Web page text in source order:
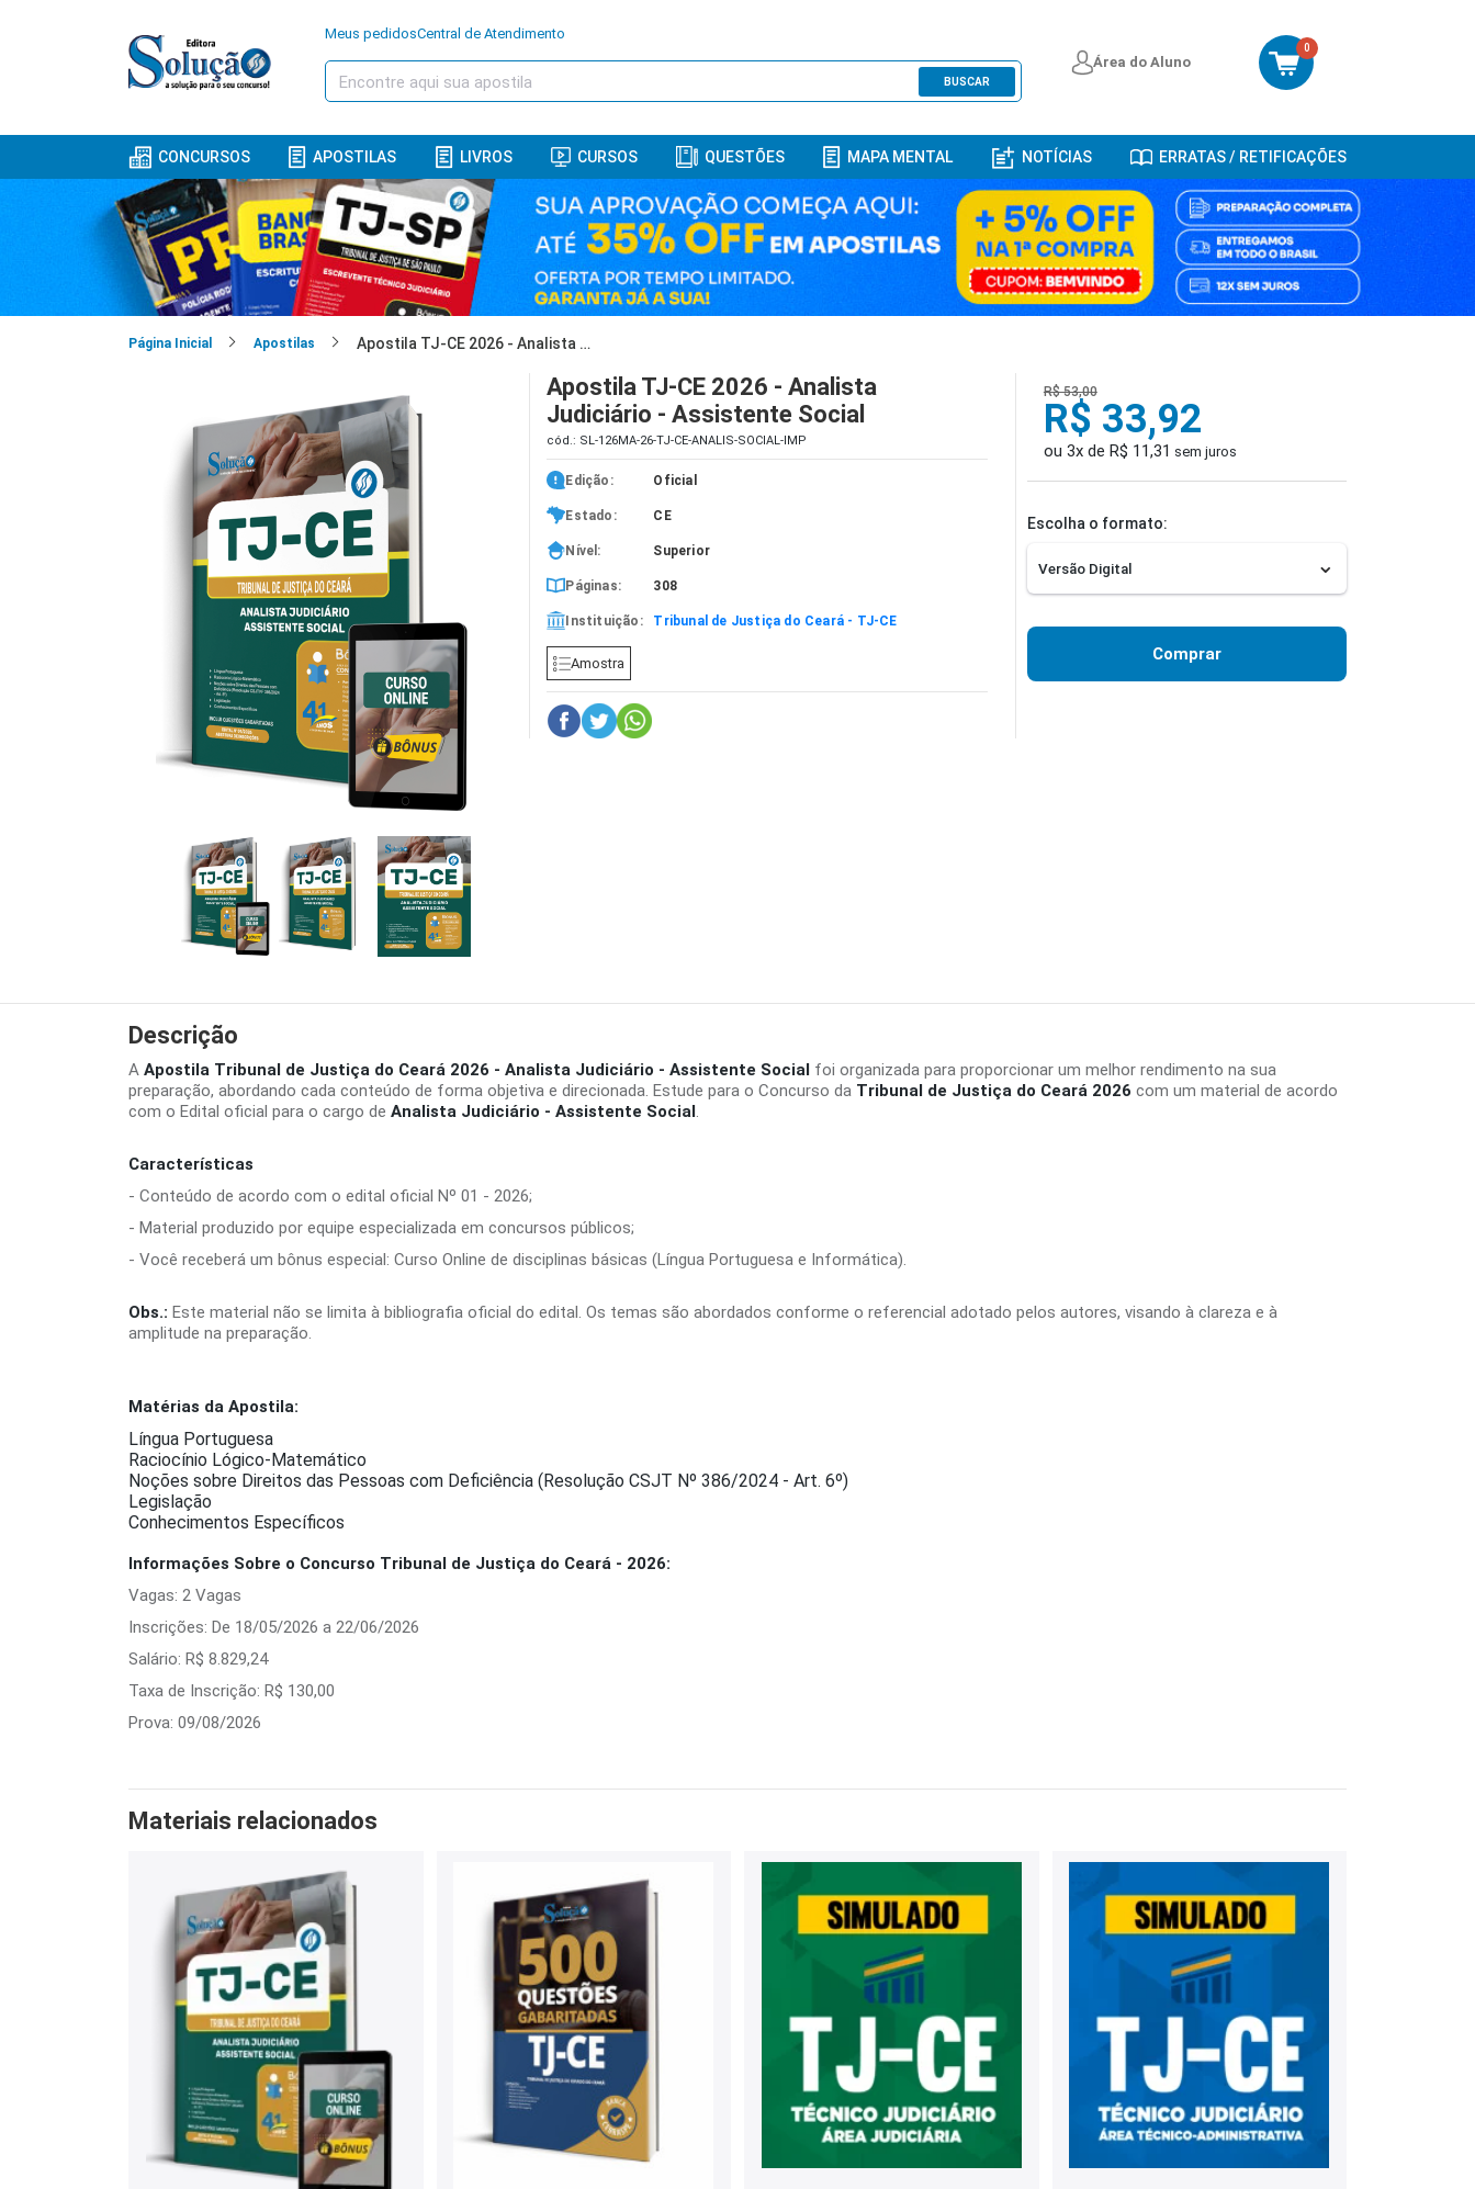
Meus pedidosCentral de Atendimento
BUSCAR
Área do Aluno
0
CONCURSOS APOSTILAS LIVROS CURSOS QUESTÕES MAPA MENTAL NOTÍCIAS ERRATAS / RETIFICAÇÕES
Página Inicial Apostilas Apostila TJ-CE 2026 - Analista Judiciário - Assistente Social
Apostila TJ-CE 2026 - Analista
Judiciário - Assistente Social
cód.: SL-126MA-26-TJ-CE-ANALIS-SOCIAL-IMP
Edição: Oficial
Estado: CE
Nível: Superior
Páginas: 308
Instituição: Tribunal de Justiça do Ceará - TJ-CE
Amostra
R$ 53,00
R$ 33,92
ou 3x de R$ 11,31 sem juros
Escolha o formato:
Comprar
Descrição
A Apostila Tribunal de Justiça do Ceará 2026 - Analista Judiciário - Assistente Social foi organizada para proporcionar um melhor rendimento na sua
preparação, abordando cada conteúdo de forma objetiva e direcionada. Estude para o Concurso da Tribunal de Justiça do Ceará 2026 com um material de acordo
com o Edital oficial para o cargo de Analista Judiciário - Assistente Social.
Características
- Conteúdo de acordo com o edital oficial Nº 01 - 2026;
- Material produzido por equipe especializada em concursos públicos;
- Você receberá um bônus especial: Curso Online de disciplinas básicas (Língua Portuguesa e Informática).
Obs.: Este material não se limita à bibliografia oficial do edital. Os temas são abordados conforme o referencial adotado pelos autores, visando à clareza e à
amplitude na preparação.
Matérias da Apostila:
Língua Portuguesa
Raciocínio Lógico-Matemático
Noções sobre Direitos das Pessoas com Deficiência (Resolução CSJT Nº 386/2024 - Art. 6º)
Legislação
Conhecimentos Específicos
Informações Sobre o Concurso Tribunal de Justiça do Ceará - 2026:
Vagas: 2 Vagas
Inscrições: De 18/05/2026 a 22/06/2026
Salário: R$ 8.829,24
Taxa de Inscrição: R$ 130,00
Prova: 09/08/2026
Materiais relacionados